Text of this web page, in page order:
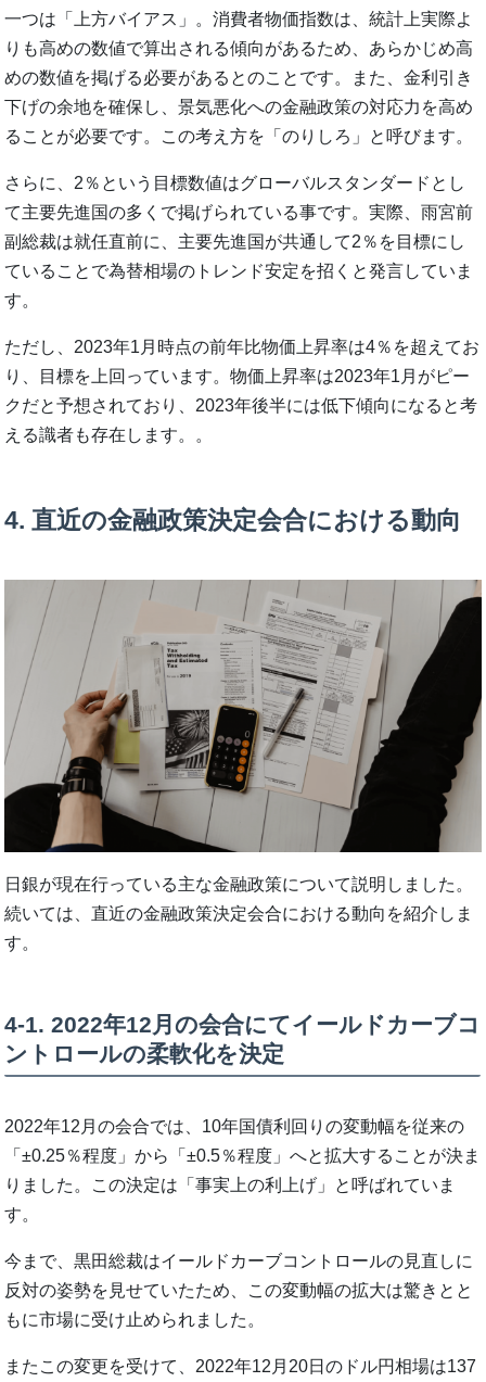
一つは「上方バイアス」。消費者物価指数は、統計上実際よ
りも高めの数値で算出される傾向があるため、あらかじめ高
めの数値を掲げる必要があるとのことです。また、金利引き
下げの余地を確保し、景気悪化への金融政策の対応力を高め
ることが必要です。この考え方を「のりしろ」と呼びます。
さらに、2％という目標数値はグローバルスタンダードとし
て主要先進国の多くで掲げられている事です。実際、雨宮前
副総裁は就任直前に、主要先進国が共通して2％を目標にし
ていることで為替相場のトレンド安定を招くと発言していま
す。
ただし、2023年1月時点の前年比物価上昇率は4％を超えてお
り、目標を上回っています。物価上昇率は2023年1月がピー
クだと予想されており、2023年後半には低下傾向になると考
える識者も存在します。。
4. 直近の金融政策決定会合における動向
日銀が現在行っている主な金融政策について説明しました。
続いては、直近の金融政策決定会合における動向を紹介しま
す。
4-1. 2022年12月の会合にてイールドカーブコ
ントロールの柔軟化を決定
2022年12月の会合では、10年国債利回りの変動幅を従来の
「±0.25％程度」から「±0.5％程度」へと拡大することが決ま
りました。この決定は「事実上の利上げ」と呼ばれていま
す。
今まで、黒田総裁はイールドカーブコントロールの見直しに
反対の姿勢を見せていたため、この変動幅の拡大は驚きとと
もに市場に受け止められました。
またこの変更を受けて、2022年12月20日のドル円相場は137